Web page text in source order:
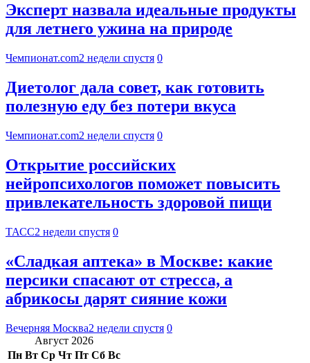
Эксперт назвала идеальные продукты
для летнего ужина на природе
Чемпионат.com2 недели спустя 0
Диетолог дала совет, как готовить
полезную еду без потери вкуса
Чемпионат.com2 недели спустя 0
Открытие российских
нейропсихологов поможет повысить
привлекательность здоровой пищи
ТАСС2 недели спустя 0
«Сладкая аптека» в Москве: какие
персики спасают от стресса, а
абрикосы дарят сияние кожи
Вечерняя Москва2 недели спустя 0
Август 2026
Пн Вт Ср Чт Пт Сб Вс